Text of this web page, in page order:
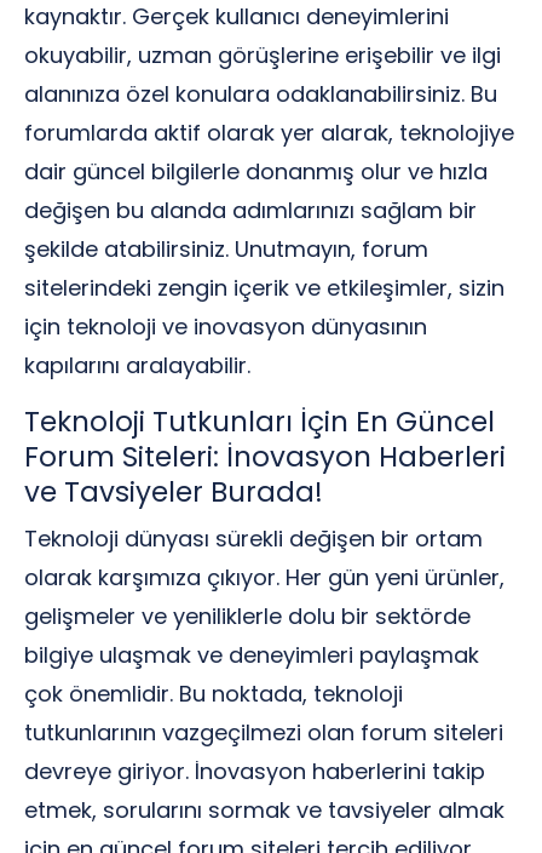
kaynaktır. Gerçek kullanıcı deneyimlerini
okuyabilir, uzman görüşlerine erişebilir ve ilgi
alanınıza özel konulara odaklanabilirsiniz. Bu
forumlarda aktif olarak yer alarak, teknolojiye
dair güncel bilgilerle donanmış olur ve hızla
değişen bu alanda adımlarınızı sağlam bir
şekilde atabilirsiniz. Unutmayın, forum
sitelerindeki zengin içerik ve etkileşimler, sizin
için teknoloji ve inovasyon dünyasının
kapılarını aralayabilir.
Teknoloji Tutkunları İçin En Güncel
Forum Siteleri: İnovasyon Haberleri
ve Tavsiyeler Burada!
Teknoloji dünyası sürekli değişen bir ortam
olarak karşımıza çıkıyor. Her gün yeni ürünler,
gelişmeler ve yeniliklerle dolu bir sektörde
bilgiye ulaşmak ve deneyimleri paylaşmak
çok önemlidir. Bu noktada, teknoloji
tutkunlarının vazgeçilmezi olan forum siteleri
devreye giriyor. İnovasyon haberlerini takip
etmek, sorularını sormak ve tavsiyeler almak